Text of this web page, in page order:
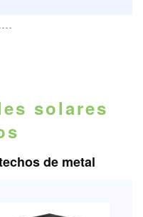
solares
de metal